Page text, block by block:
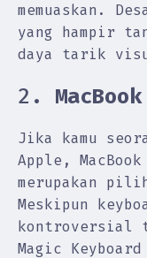
memuaskan.
yang hampir
daya tarik
2.
Jika kamu
Apple,
merupakan
Meskipun
kontroversial
Magic